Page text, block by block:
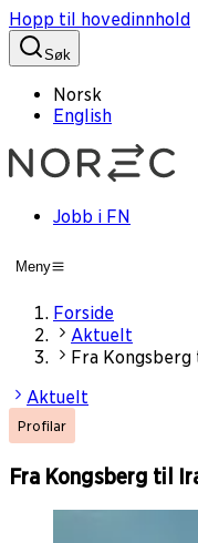
Hopp til hovedinnhold
Søk
Norsk
English
Jobb i FN
Meny
Forside
Aktuelt
Fra
Aktuelt
Profilar
Fra Kongsberg til